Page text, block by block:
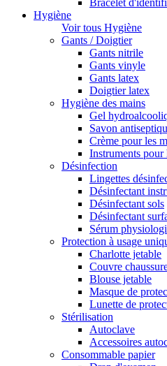
Bracelet
Hygiène
Voir tous Hygiène
Gants / Doigtier
Gants nitrile
Gants vinyle
Gants latex
Doigtier latex
Hygiène des mains
Gel
Savon
Crème pour les
Instruments pour
Désinfection
Lingettes
Désinfectant
Désinfectant sols
Désinfectant
Sérum
Protection à usage
Charlotte jetable
Couvre
Blouse jetable
Masque de
Lunette de
Stérilisation
Autoclave
Accessoires
Consommable papier